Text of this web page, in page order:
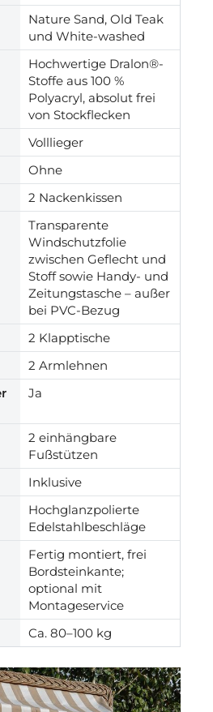
Nature Sand, Old Teak
und White-washed
Hochwertige Dralon®-
Stoffe aus 100 %
Polyacryl, absolut frei
von Stockflecken
Volllieger
Ohne
2 Nackenkissen
Transparente
Windschutzfolie
zwischen Geflecht und
Stoff sowie Handy- und
Zeitungstasche – außer
bei PVC-Bezug
2 Klapptische
2 Armlehnen
Ja
2 einhängbare
Fußstützen
Inklusive
Hochglanzpolierte
Edelstahlbeschläge
Fertig montiert, frei
Bordsteinkante;
optional mit
Montageservice
Ca. 80–100 kg